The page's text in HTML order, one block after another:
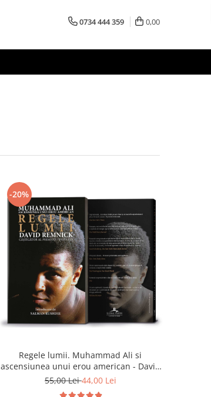
0734 444 359 0,00
-20%
Regele lumii. Muhammad Ali si
ascensiunea unui erou american - David
Remnick
55,00 Lei44,00 Lei